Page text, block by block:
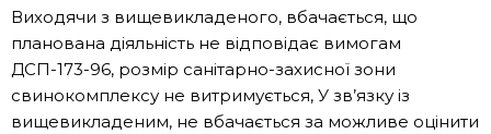
Виходячи з вищевикладеного, вбачається, що
планована діяльність не відповідає вимогам
ДСП-173-96, розмір санітарно-захисної зони
свинокомплексу не витримується, У зв’язку із
вищевикладеним, не вбачається за можливе оцінити